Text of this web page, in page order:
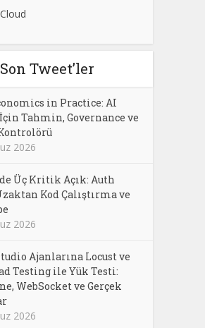
Son Tweet’ler
in Practice: AI
Tahmin, Governance ve
2026
Üç Kritik Açık: Auth
Kod Çalıştırma ve
2026
Ajanlarına Locust ve
Testing ile Yük Testi:
WebSocket ve Gerçek
2026